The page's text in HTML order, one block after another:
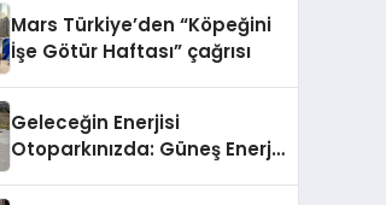
Mars Türkiye’den “Köpeğini
İşe Götür Haftası” çağrısı
Geleceğin Enerjisi
Otoparkınızda: Güneş Enerjili